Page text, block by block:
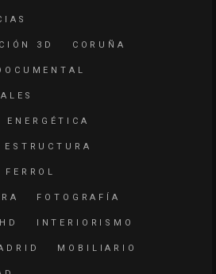
3D CORUÑA
ENERGÉTICA
ESTRUCTURA
FERROL
FOTOGRAFÍA
HD INTERIORISMO
MOBILIARIO